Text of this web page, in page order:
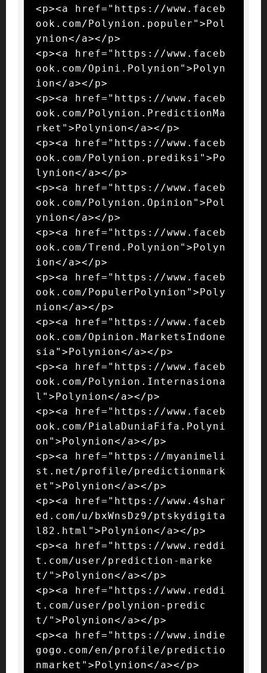
<p><a href="https://www.faceb
ook.com/Polynion.populer">Pol
ynion</a></p>
<p><a href="https://www.faceb
ook.com/Opini.Polynion">Polyn
ion</a></p>
<p><a href="https://www.faceb
ook.com/Polynion.PredictionMa
rket">Polynion</a></p>
<p><a href="https://www.faceb
ook.com/Polynion.prediksi">Po
lynion</a></p>
<p><a href="https://www.faceb
ook.com/Polynion.Opinion">Pol
ynion</a></p>
<p><a href="https://www.faceb
ook.com/Trend.Polynion">Polyn
ion</a></p>
<p><a href="https://www.faceb
ook.com/PopulerPolynion">Poly
nion</a></p>
<p><a href="https://www.faceb
ook.com/Opinion.MarketsIndone
sia">Polynion</a></p>
<p><a href="https://www.faceb
ook.com/Polynion.Internasiona
l">Polynion</a></p>
<p><a href="https://www.faceb
ook.com/PialaDuniaFifa.Polyni
on">Polynion</a></p>
<p><a href="https://myanimeli
st.net/profile/predictionmark
et">Polynion</a></p>
<p><a href="https://www.4shar
ed.com/u/bxWnsDz9/ptskydigita
l82.html">Polynion</a></p>
<p><a href="https://www.reddi
t.com/user/prediction-marke
t/">Polynion</a></p>
<p><a href="https://www.reddi
t.com/user/polynion-predic
t/">Polynion</a></p>
<p><a href="https://www.indie
gogo.com/en/profile/predictio
nmarket">Polynion</a></p>